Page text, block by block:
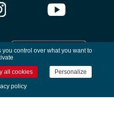
DAREMPRED
control over what you want to
all cookies Personalize
policy